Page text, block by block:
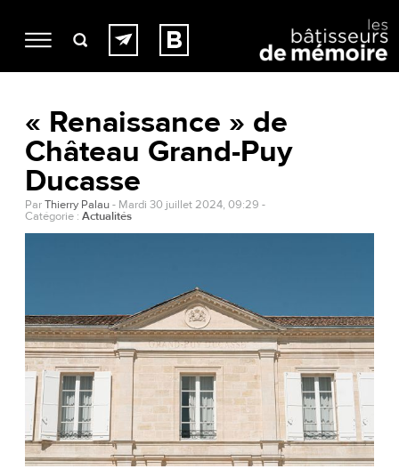
« Renaissance » de
Château Grand-Puy
Ducasse
ParThierry Palau- Mardi 30 juillet 2024, 09:29 -
Catégorie : Actualités